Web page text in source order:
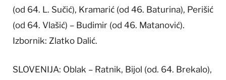
(od 64. L. Sučić), Kramarić (od 46. Baturina), Perišić
(od 64. Vlašić) – Budimir (od 46. Matanović).
Izbornik: Zlatko Dalić.
SLOVENIJA: Oblak – Ratnik, Bijol (od. 64. Brekalo),